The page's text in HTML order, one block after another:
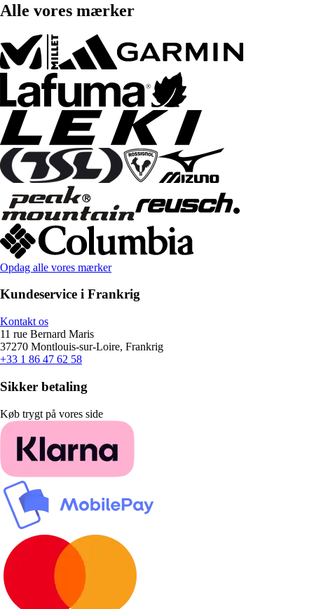
Alle vores mærker
Opdag alle vores mærker
Kundeservice i Frankrig
Kontakt os
11 rue Bernard Maris
37270 Montlouis-sur-Loire, Frankrig
+33 1 86 47 62 58
Sikker betaling
Køb trygt på vores side